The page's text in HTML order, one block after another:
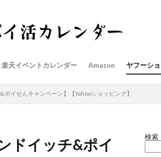
楽天イベントカレンダー Amazon ヤフーシ
イせんキャンペーン】【Yahooショッピング】
ドイッチ&ポイ
検索